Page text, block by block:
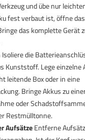
und übe nur
fest verbaut ist, öffne
das komplette Gerät
Isoliere die
Kunststoff. Lege einzelne
leitende Box oder in eine
Bringe Akkus zu
oder
Restmülltonne.
AufsätzeEntferne